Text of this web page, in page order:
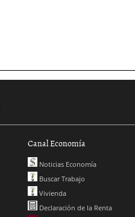
Canal Economía
Noticias Economía
Buscar Trabajo
Vivienda
Declaración de la Renta